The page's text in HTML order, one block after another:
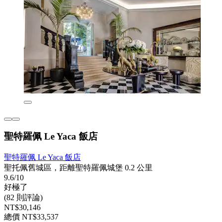
聖特羅佩 Le Yaca 飯店
聖特羅佩 Le Yaca 飯店
聖托佩舊城區，距離聖特羅佩城堡 0.2 公里
9.6/10
好極了
(82 則評論)
NT$30,146
總價 NT$33,537